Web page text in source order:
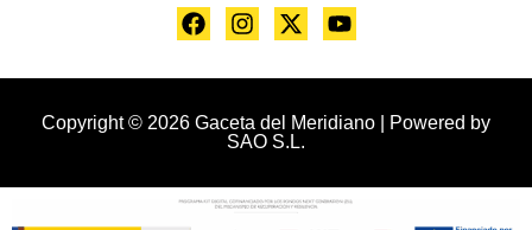
Copyright © 2026 Gaceta del Meridiano | Powered by
SAO S.L.